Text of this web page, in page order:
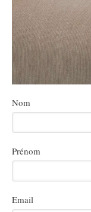
Nom
Prénom
Email